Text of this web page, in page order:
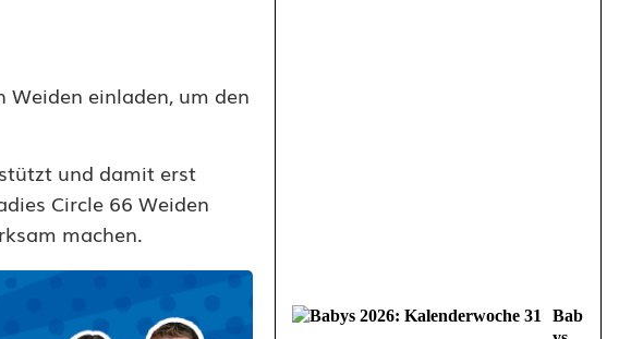
Weiden einladen, um den
und damit erst
Circle 66 Weiden
machen.
Bab